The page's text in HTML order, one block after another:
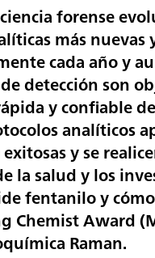
forense
más
cada año y
detección son
y confiable
analíticos
y se
la salud y los
fentanilo y
Chemist Award
Raman.